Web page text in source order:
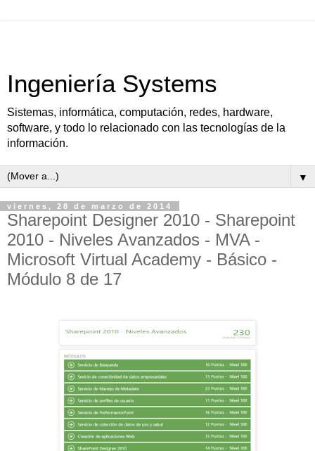
Ingeniería Systems
Sistemas, informática, computación, redes, hardware,
software, y todo lo relacionado con las tecnologías de la
información.
▼
viernes, 28 de marzo de 2014
Sharepoint Designer 2010 - Sharepoint
2010 - Niveles Avanzados - MVA -
Microsoft Virtual Academy - Básico -
Módulo 8 de 17